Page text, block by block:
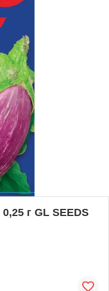
г GL SEEDS